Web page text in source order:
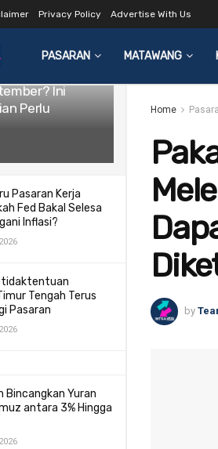
Filter
Ini
Perlu
Pasaran Kerja
Fed Bakal Selesa
Inflasi?
Tengah Terus
Pasaran
Bincangkan Yuran
antara 3% Hingga
Privacy Policy Advertise With Us
PASARAN MATAWANG
Home
by